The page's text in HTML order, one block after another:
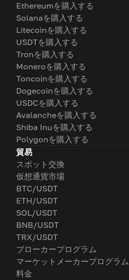
Ethereumを購入する
Solanaを購入する
Litecoinを購入する
USDTを購入する
Tronを購入する
Moneroを購入する
Toncoinを購入する
Dogecoinを購入する
USDCを購入する
Avalancheを購入する
Shiba Inuを購入する
Polygonを購入する
貿易
スポット交換
仮想通貨市場
BTC/USDT
ETH/USDT
SOL/USDT
BNB/USDT
TRX/USDT
ブローカープログラム
マーケットメーカープログラム
料金